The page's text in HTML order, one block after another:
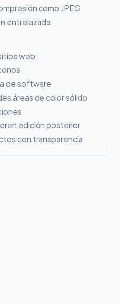
como JPEG
entrelazada
web
de software
áreas de color sólido
edición posterior
con transparencia